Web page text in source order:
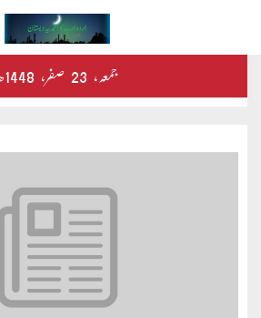
to
جمعہ‬‮، 23 صفر‬،
محمود